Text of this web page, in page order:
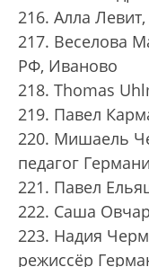
216. Алла
217. Веселова
РФ, Иваново
218. Thomas
219. Павел
220. Мишаель
педагог
221. Павел
222. Саша
223. Надия
режиссёр